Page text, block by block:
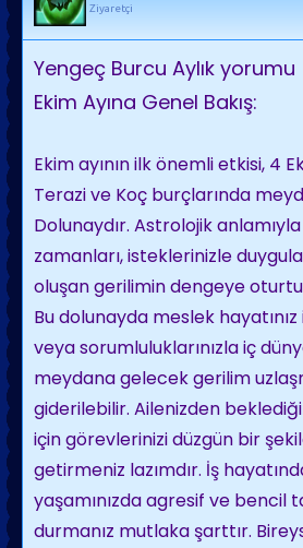
Ziyaretçi
Yengeç Burcu Aylık yorumu
Ekim Ayına Genel Bakış:
Ekim ayının ilk önemli etkisi, 4
Terazi ve Koç burçlarında
Dolunaydır. Astrolojik
zamanları, isteklerinizle
oluşan gerilimin dengeye
Bu dolunayda meslek hayatınız
veya sorumluluklarınızla iç
meydana gelecek gerilim
giderilebilir. Ailenizden
için görevlerinizi düzgün bir
getirmeniz lazımdır. İş
yaşamınızda agresif ve bencil
durmanız mutlaka şarttır.